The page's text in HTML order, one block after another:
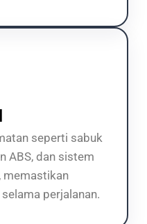
seperti sabuk
ABS, dan sistem
memastikan
perjalanan.